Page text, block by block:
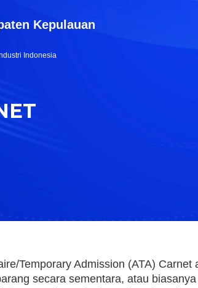
Kepulauan
Indonesia
Temporary Admission (ATA)
secara sementara, atau